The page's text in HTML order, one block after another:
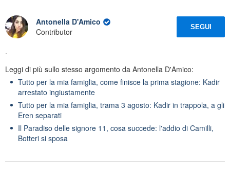
Antonella D'Amico
Contributor
SEGUI
.
Leggi di più sullo stesso argomento da Antonella D'Amico:
Tutto per la mia famiglia, come finisce la prima stagione: Kadir
arrestato ingiustamente
Tutto per la mia famiglia, trama 3 agosto: Kadir in trappola, a gli
Eren separati
Il Paradiso delle signore 11, cosa succede: l'addio di Camilli,
Botteri si sposa